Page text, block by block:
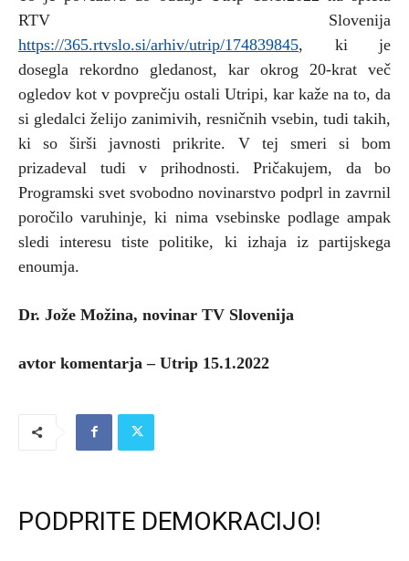
RTV Slovenija
https://365.rtvslo.si/arhiv/utrip/174839845, ki je
dosegla rekordno gledanost, kar okrog 20-krat več
ogledov kot v povprečju ostali Utripi, kar kaže na to, da
si gledalci želijo zanimivih, resničnih vsebin, tudi takih,
ki so širši javnosti prikrite. V tej smeri si bom
prizadeval tudi v prihodnosti. Pričakujem, da bo
Programski svet svobodno novinarstvo podprl in zavrnil
poročilo varuhinje, ki nima vsebinske podlage ampak
sledi interesu tiste politike, ki izhaja iz partijskega
enoumja.
Dr. Jože Možina, novinar TV Slovenija
avtor komentarja – Utrip 15.1.2022
PODPRITE DEMOKRACIJO!